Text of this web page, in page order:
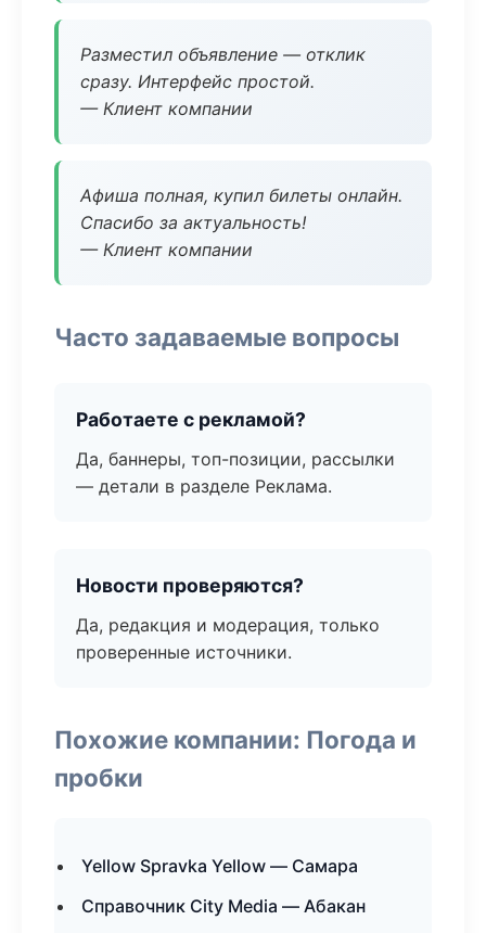
Разместил объявление — отклик
сразу. Интерфейс простой.
— Клиент компании
Афиша полная, купил билеты онлайн.
Спасибо за актуальность!
— Клиент компании
Часто задаваемые вопросы
Работаете с рекламой?
Да, баннеры, топ-позиции, рассылки
— детали в разделе Реклама.
Новости проверяются?
Да, редакция и модерация, только
проверенные источники.
Похожие компании: Погода и
пробки
Yellow Spravka Yellow — Самара
Справочник City Media — Абакан